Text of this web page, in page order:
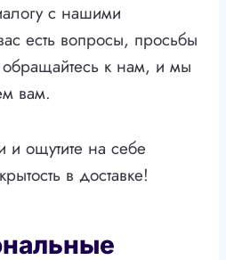
с нашими
есть вопросы, просьбы
к нам, и мы
вам.
и ощутите на себе
в доставке!